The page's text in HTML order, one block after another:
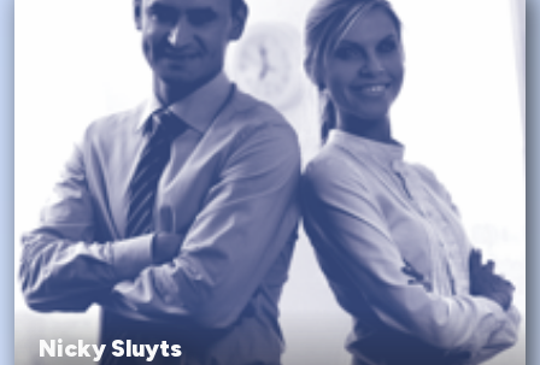
Nicky Sluyts